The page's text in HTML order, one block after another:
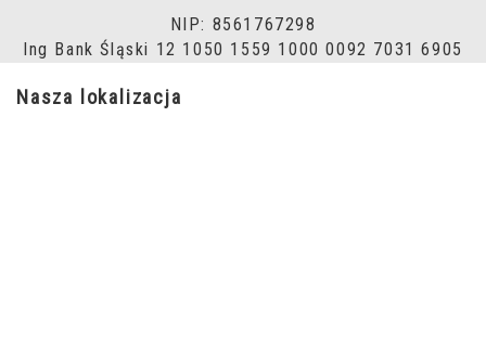
NIP: 8561767298
Ing Bank Śląski 12 1050 1559 1000 0092 7031 6905
Nasza lokalizacja